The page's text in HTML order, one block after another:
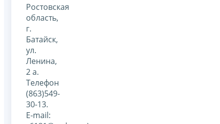
Ростовская
область,
г.
Батайск,
ул.
Ленина,
2 а.
Телефон
(863)549-
30-13.
Е-mail: